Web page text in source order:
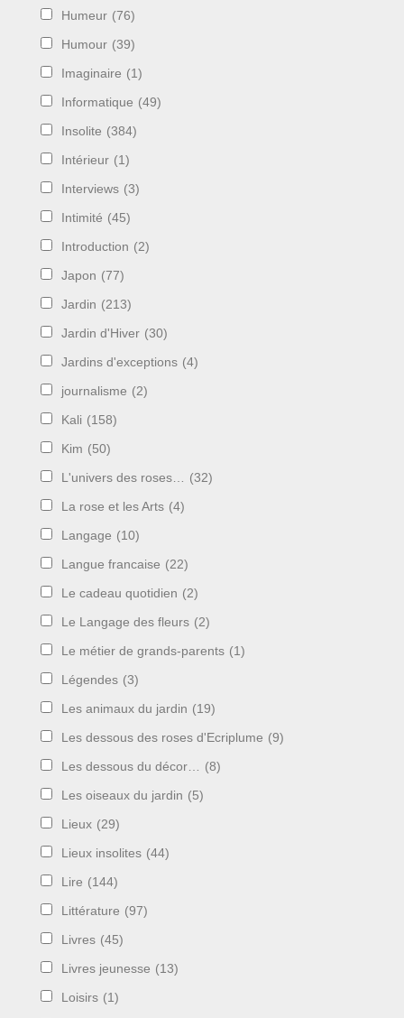
Humeur (76)
Humour (39)
Imaginaire (1)
Informatique (49)
Insolite (384)
Intérieur (1)
Interviews (3)
Intimité (45)
Introduction (2)
Japon (77)
Jardin (213)
Jardin d'Hiver (30)
Jardins d'exceptions (4)
journalisme (2)
Kali (158)
Kim (50)
L'univers des roses… (32)
La rose et les Arts (4)
Langage (10)
Langue francaise (22)
Le cadeau quotidien (2)
Le Langage des fleurs (2)
Le métier de grands-parents (1)
Légendes (3)
Les animaux du jardin (19)
Les dessous des roses d'Ecriplume (9)
Les dessous du décor… (8)
Les oiseaux du jardin (5)
Lieux (29)
Lieux insolites (44)
Lire (144)
Littérature (97)
Livres (45)
Livres jeunesse (13)
Loisirs (1)